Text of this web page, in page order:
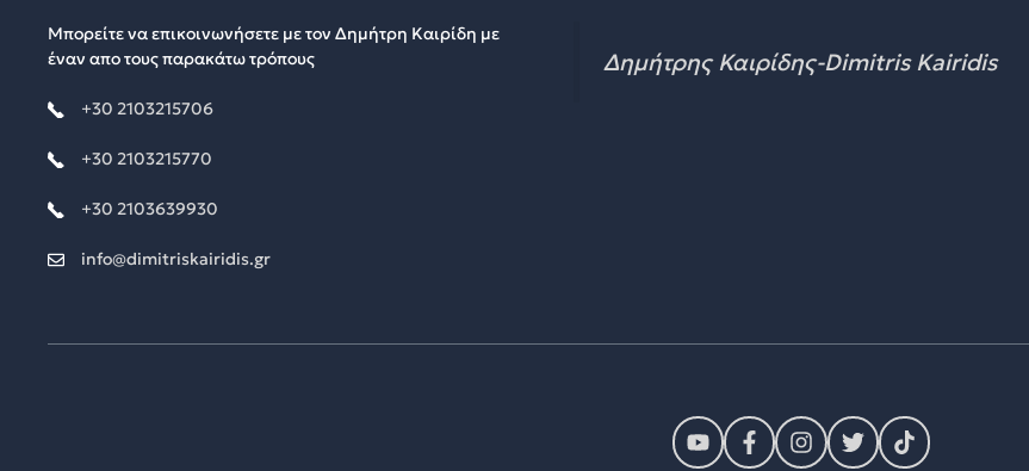
Μπορείτε να επικοινωνήσετε με τον Δημήτρη Καιρίδη με
έναν απο τους παρακάτω τρόπους
+30 2103215706
+30 2103215770
+30 2103639930
info@dimitriskairidis.gr
Δημήτρης Καιρίδης-Dimitris Kairidis